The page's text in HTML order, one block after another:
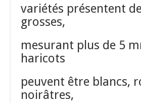
variétés présentent
grosses,
mesurant plus de 5
haricots
peuvent être blancs,
noirâtres,